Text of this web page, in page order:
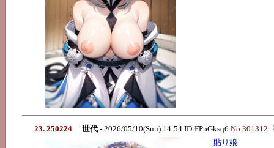
23. 250224 世代 - 2026/05/10(Sun) 14:54 ID:FPpGksq6 No.301312
貼り娘